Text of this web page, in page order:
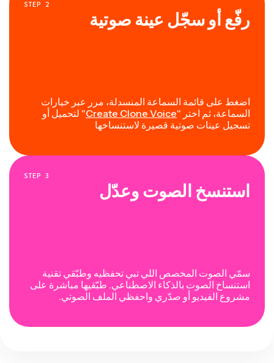
STEP 2
رفّع أو سجّل عينة صوتية
اضغط على قائمة السماعة المنسدلة، مرر عبر خيارات
السماعة، ثم اختر "Create Clone Voice" لتحميل أو
تسجيل عينات صوتية قصيرة لاستنساخها
STEP 3
استنسخ الصوت وعدّل
سمّي الصوت المخصص اللي تبي تحفظيه وطبّقي تقنية
استنساخ الصوت بالذكاء الاصطناعي. طبّقيها مباشرة على
مشروع الفيديو أو صدّري واحفظي الملف الصوتي.